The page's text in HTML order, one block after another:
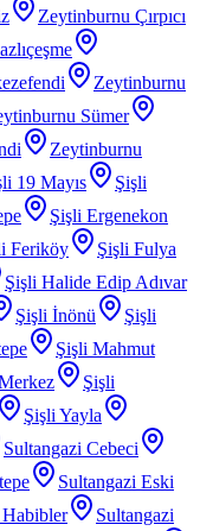
Zeytinburnu Çırpıcı
Zeytinburnu
Sümer
Zeytinburnu
19 Mayıs
Şişli
Şişli Ergenekon
Feriköy
Şişli Fulya
Şişli Halide Edip Adıvar
Şişli İnönü
Şişli
Şişli Mahmut
Şişli
Şişli Yayla
Sultangazi Cebeci
Sultangazi Eski
Habibler
Sultangazi